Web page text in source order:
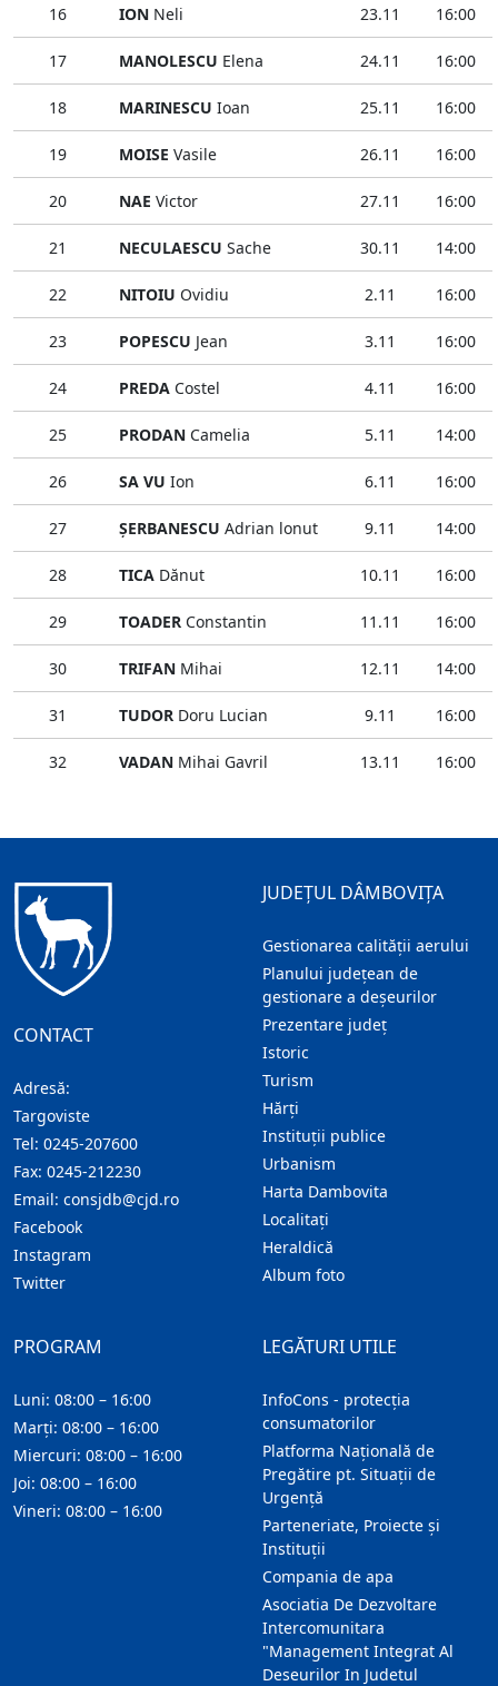
16 ION Neli 23.11 16:00
17 MANOLESCU Elena 24.11 16:00
18 MARINESCU Ioan 25.11 16:00
19 MOISE Vasile 26.11 16:00
20 NAE Victor 27.11 16:00
21 NECULAESCU Sache 30.11 14:00
22 NITOIU Ovidiu 2.11 16:00
23 POPESCU Jean 3.11 16:00
24 PREDA Costel 4.11 16:00
25 PRODAN Camelia 5.11 14:00
26 SA VU Ion 6.11 16:00
27 ŞERBANESCU Adrian lonut 9.11 14:00
28 TICA Dănut 10.11 16:00
29 TOADER Constantin 11.11 16:00
30 TRIFAN Mihai 12.11 14:00
31 TUDOR Doru Lucian 9.11 16:00
32 VADAN Mihai Gavril 13.11 16:00
CONTACT
Adresă:
Targoviste
Tel: 0245-207600
Fax: 0245-212230
Email: consjdb@cjd.ro
Facebook
Instagram
Twitter
JUDEȚUL DÂMBOVIȚA
Gestionarea calității aerului
Planului județean de
gestionare a deșeurilor
Prezentare judeţ
Istoric
Turism
Hărţi
Instituţii publice
Urbanism
Harta Dambovita
Localitaţi
Heraldică
Album foto
LEGĂTURI UTILE
InfoCons - protecția
consumatorilor
Platforma Națională de
Pregătire pt. Situații de
Urgență
Parteneriate, Proiecte și
Instituții
Compania de apa
Asociatia De Dezvoltare
Intercomunitara
"Management Integrat Al
Deseurilor In Judetul
PROGRAM
Luni: 08:00 – 16:00
Marți: 08:00 – 16:00
Miercuri: 08:00 – 16:00
Joi: 08:00 – 16:00
Vineri: 08:00 – 16:00